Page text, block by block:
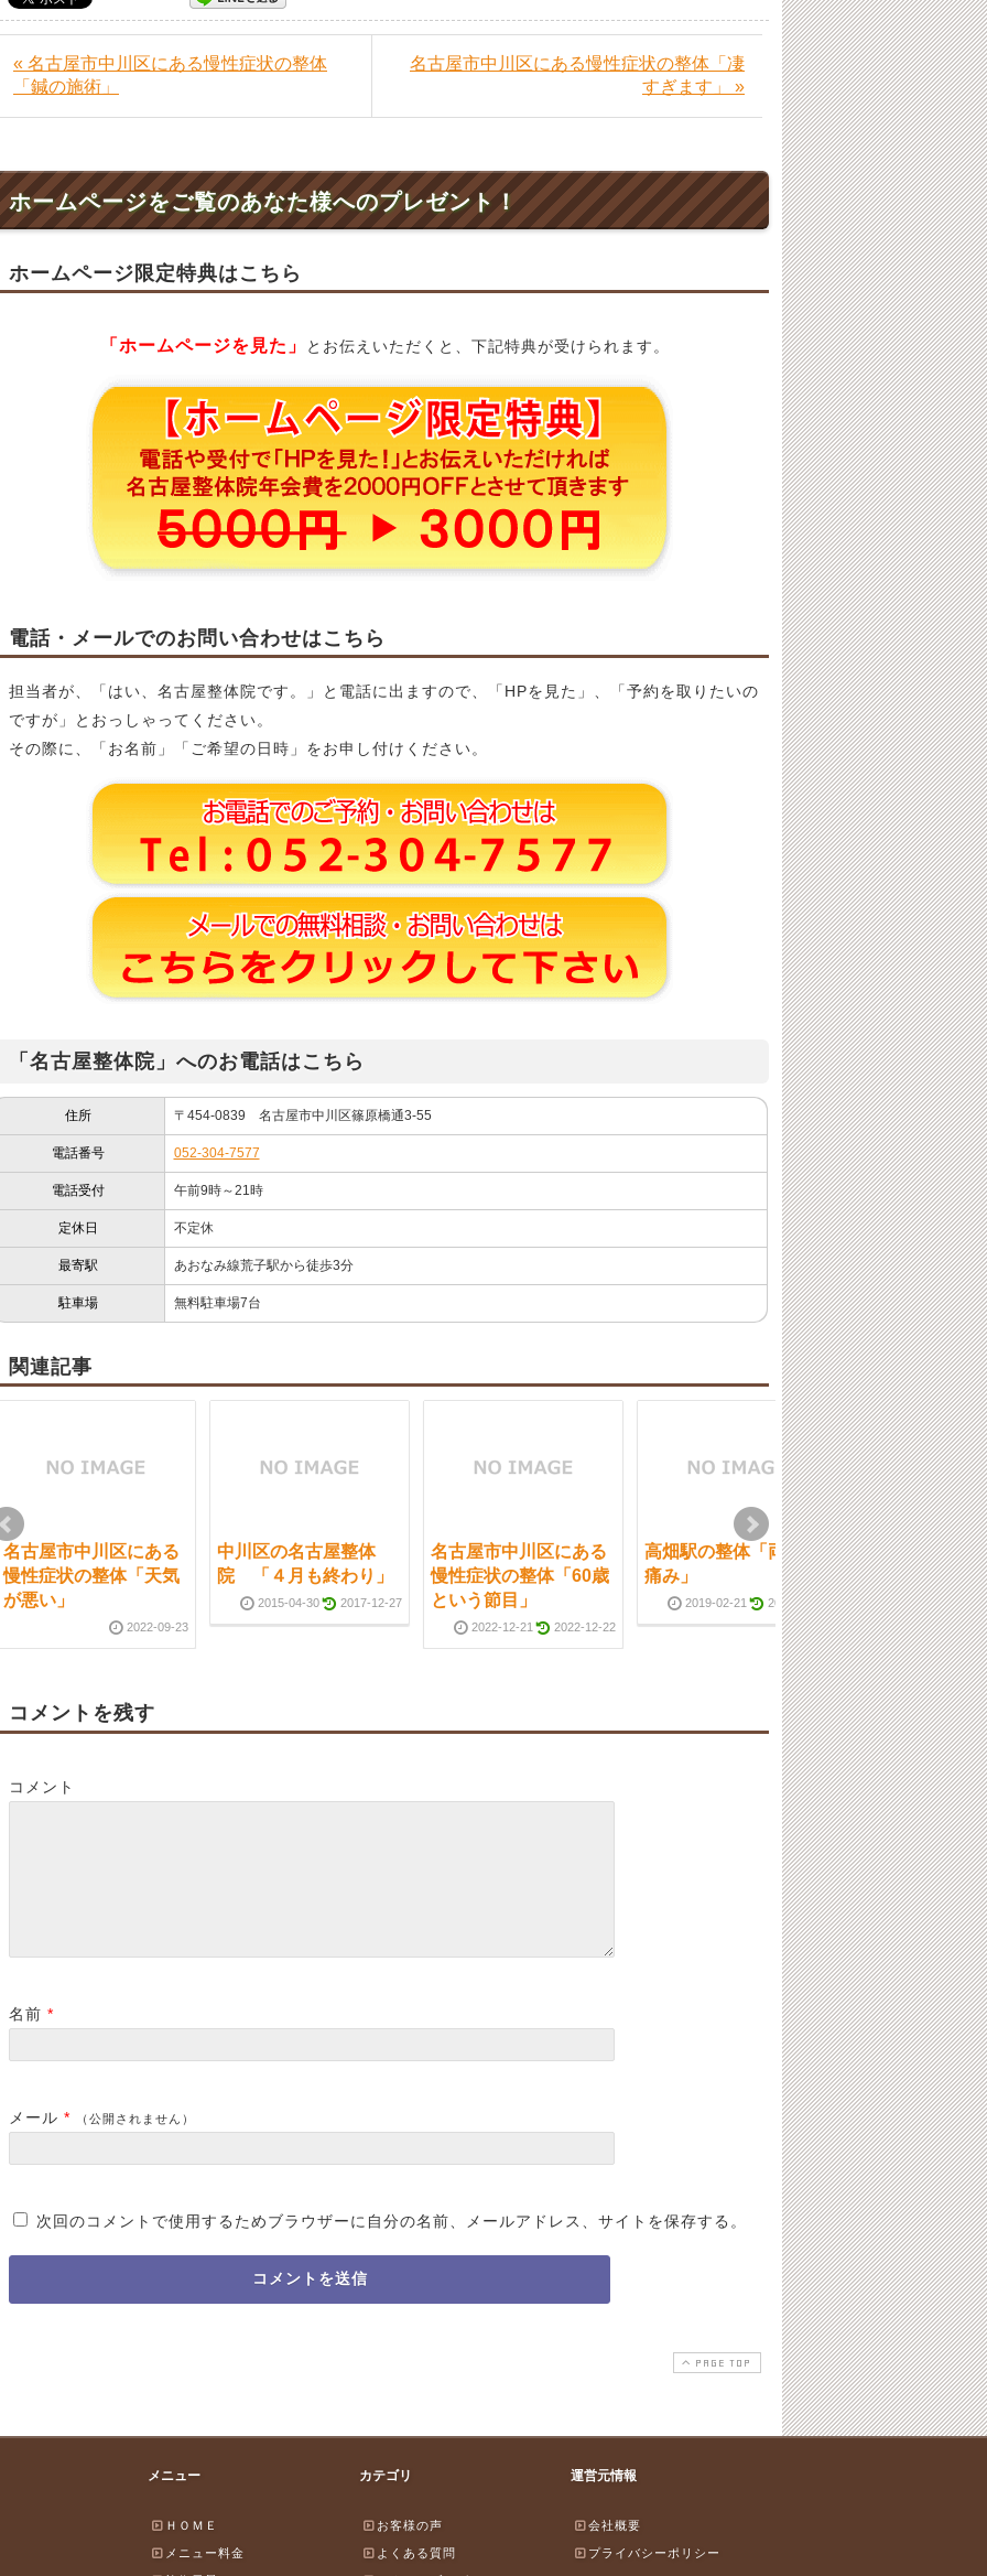
« 名古屋市中川区にある慢性症状の整体
「鍼の施術」
名古屋市中川区にある慢性症状の整体「凄
すぎます」 »
ホームページをご覧のあなた様へのプレゼント！
ホームページ限定特典はこちら
「ホームページを見た」 とお伝えいただくと、下記特典が受けられます。
電話・メールでのお問い合わせはこちら
担当者が、「はい、名古屋整体院です。」と電話に出ますので、「HPを見た」、「予約を取りたいの
ですが」とおっしゃってください。
その際に、「お名前」「ご希望の日時」をお申し付けください。
「名古屋整体院」へのお電話はこちら
住所 〒454-0839 名古屋市中川区篠原橋通3-55
電話番号 052-304-7577
電話受付 午前9時～21時
定休日 不定休
最寄駅 あおなみ線荒子駅から徒歩3分
駐車場 無料駐車場7台
関連記事
名古屋市中川区にある
慢性症状の整体「天気
が悪い」
2022-09-23
中川区の名古屋整体
院 「４月も終わり」
2015-04-30 2017-12-27
名古屋市中川区にある
慢性症状の整体「60歳
という節目」
2022-12-21 2022-12-22
高畑駅の整体「両肩の
痛み」
2019-02-21 2019-02-23
名古屋市中川区
慢性症状の整体
を早期発見」
コメントを残す
コメント
名前 *
メール * （公開されません）
次回のコメントで使用するためブラウザーに自分の名前、メールアドレス、サイトを保存する。
PAGE TOP
メニュー
ＨＯＭＥ
メニュー料金
カテゴリ
お客様の声
よくある質問
運営元情報
会社概要
プライバシーポリシー